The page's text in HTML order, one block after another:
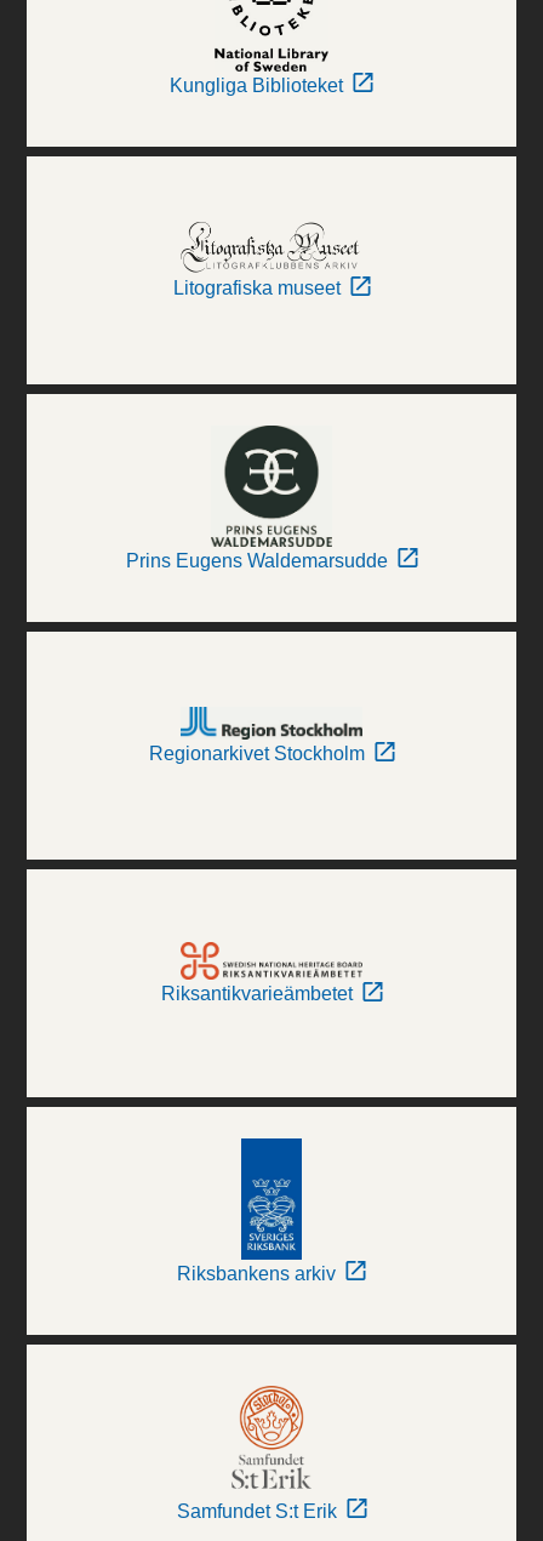
Kungliga Biblioteket
Litografiska museet
Prins Eugens Waldemarsudde
Regionarkivet Stockholm
Riksantikvarieämbetet
Riksbankens arkiv
Samfundet S:t Erik